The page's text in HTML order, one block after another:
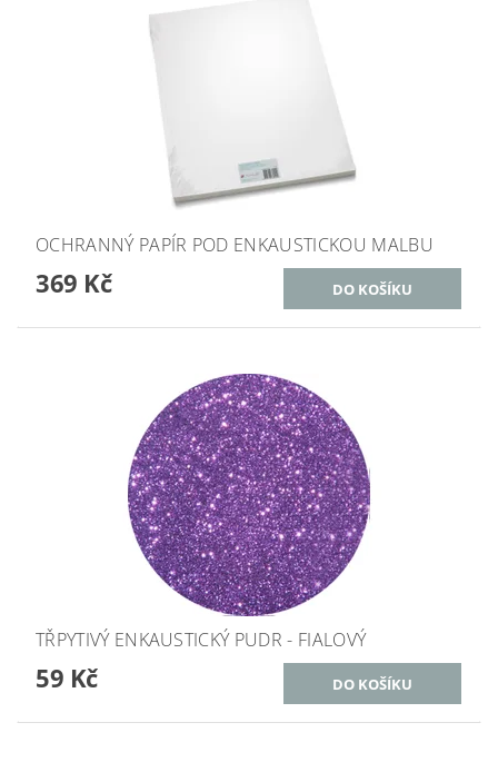
OCHRANNÝ PAPÍR POD ENKAUSTICKOU MALBU
369 Kč
TŘPYTIVÝ ENKAUSTICKÝ PUDR - FIALOVÝ
59 Kč